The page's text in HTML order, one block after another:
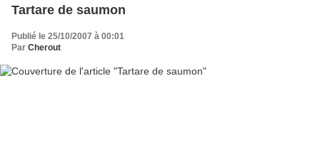
Tartare de saumon
Publié le 25/10/2007 à 00:01
Par Cherout